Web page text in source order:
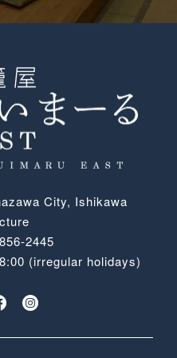
City, Ishikawa
2445
(irregular holidays)